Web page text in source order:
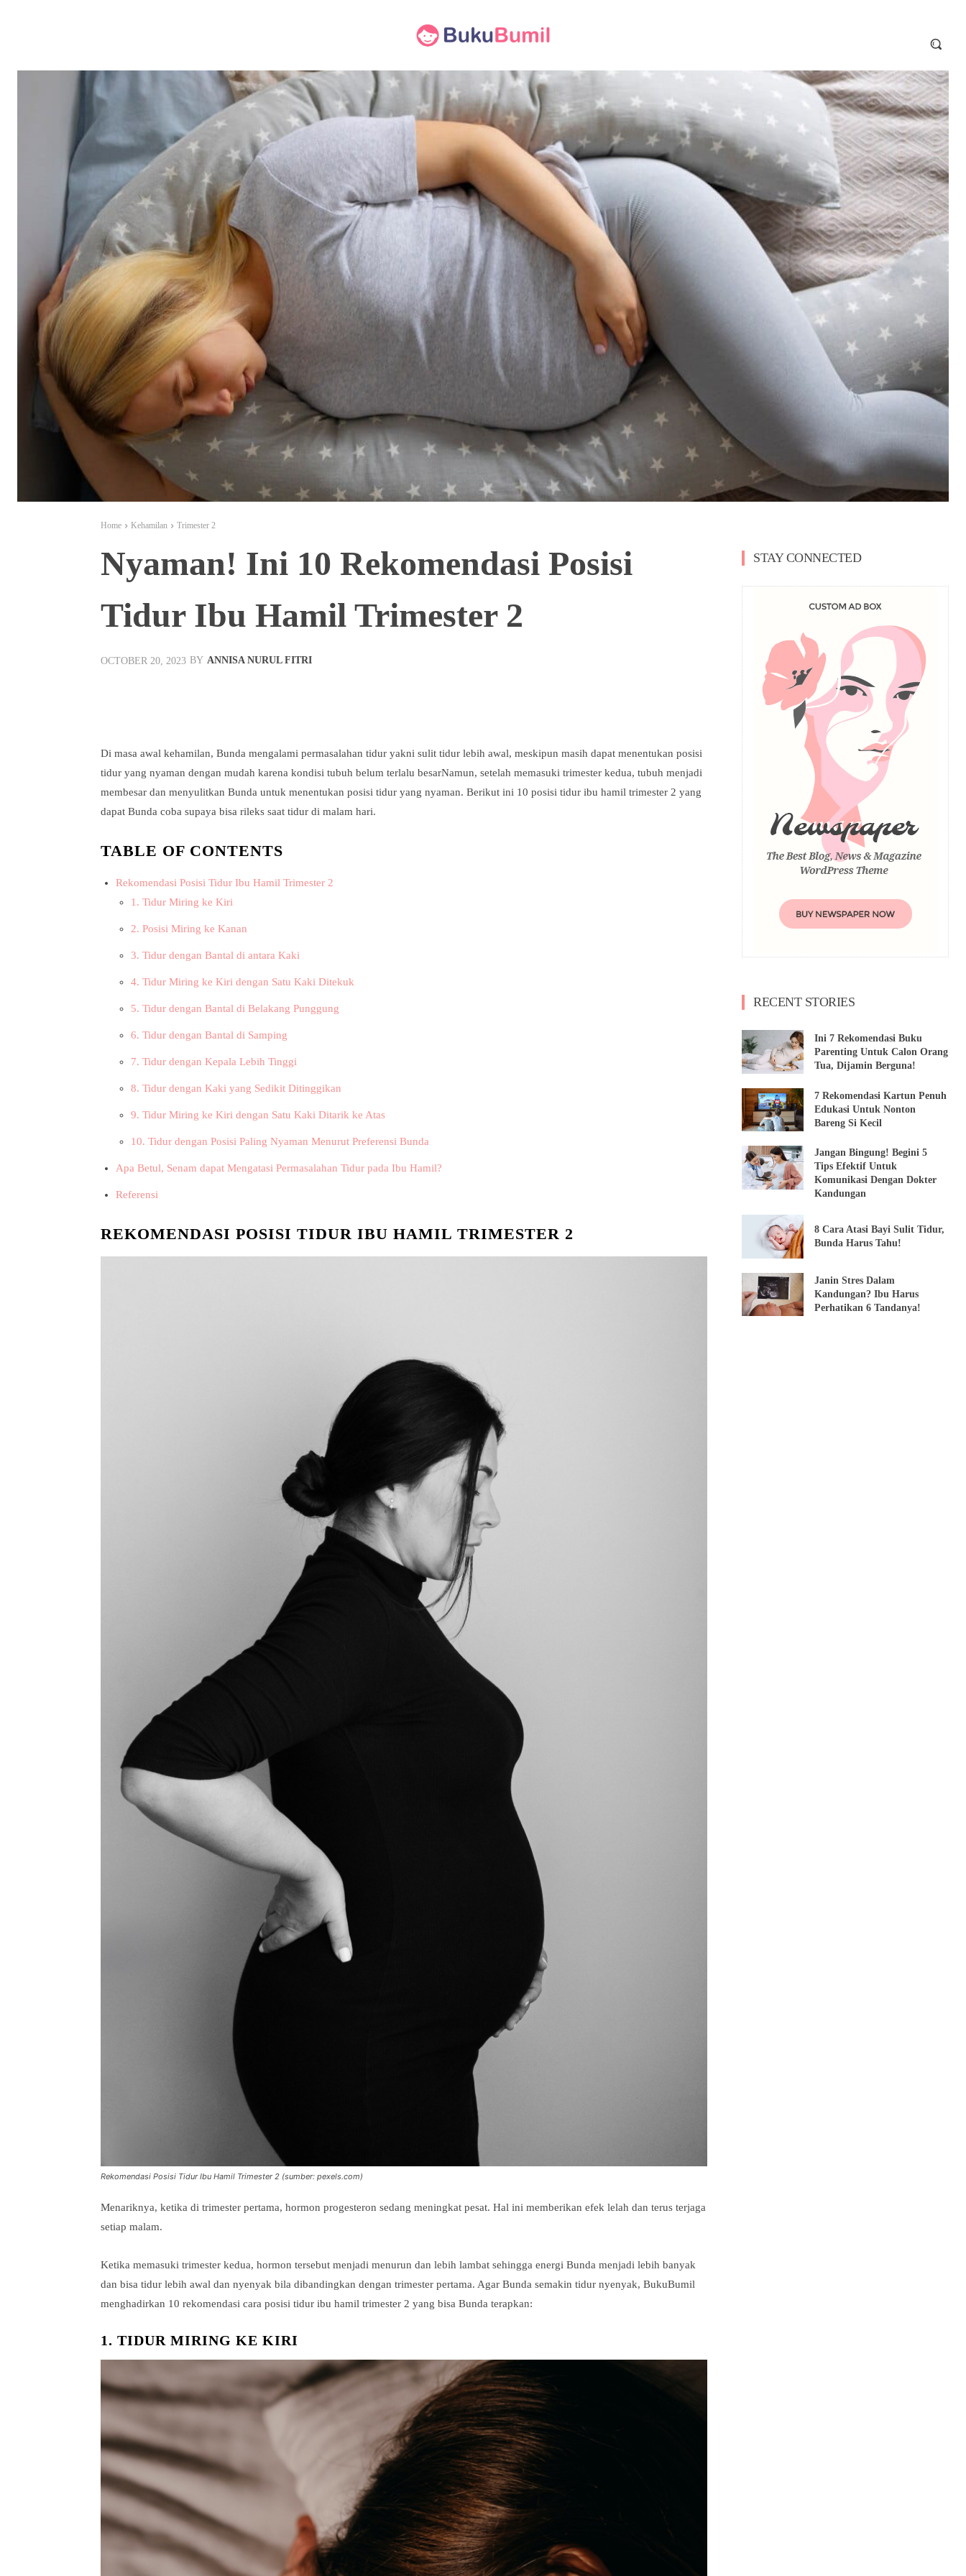
Home Kehamilan Trimester 2
Nyaman! Ini 10 Rekomendasi Posisi
Tidur Ibu Hamil Trimester 2
OCTOBER 20, 2023 BY ANNISA NURUL FITRI
Di masa awal kehamilan, Bunda mengalami permasalahan tidur yakni sulit tidur lebih awal, meskipun masih dapat menentukan posisi
tidur yang nyaman dengan mudah karena kondisi tubuh belum terlalu besarNamun, setelah memasuki trimester kedua, tubuh menjadi
membesar dan menyulitkan Bunda untuk menentukan posisi tidur yang nyaman. Berikut ini 10 posisi tidur ibu hamil trimester 2 yang
dapat Bunda coba supaya bisa rileks saat tidur di malam hari.
TABLE OF CONTENTS
Rekomendasi Posisi Tidur Ibu Hamil Trimester 2
1. Tidur Miring ke Kiri
2. Posisi Miring ke Kanan
3. Tidur dengan Bantal di antara Kaki
4. Tidur Miring ke Kiri dengan Satu Kaki Ditekuk
5. Tidur dengan Bantal di Belakang Punggung
6. Tidur dengan Bantal di Samping
7. Tidur dengan Kepala Lebih Tinggi
8. Tidur dengan Kaki yang Sedikit Ditinggikan
9. Tidur Miring ke Kiri dengan Satu Kaki Ditarik ke Atas
10. Tidur dengan Posisi Paling Nyaman Menurut Preferensi Bunda
Apa Betul, Senam dapat Mengatasi Permasalahan Tidur pada Ibu Hamil?
Referensi
REKOMENDASI POSISI TIDUR IBU HAMIL TRIMESTER 2
Rekomendasi Posisi Tidur Ibu Hamil Trimester 2 (sumber: pexels.com)
Menariknya, ketika di trimester pertama, hormon progesteron sedang meningkat pesat. Hal ini memberikan efek lelah dan terus terjaga
setiap malam.
Ketika memasuki trimester kedua, hormon tersebut menjadi menurun dan lebih lambat sehingga energi Bunda menjadi lebih banyak
dan bisa tidur lebih awal dan nyenyak bila dibandingkan dengan trimester pertama. Agar Bunda semakin tidur nyenyak, BukuBumil
menghadirkan 10 rekomendasi cara posisi tidur ibu hamil trimester 2 yang bisa Bunda terapkan:
1. TIDUR MIRING KE KIRI
STAY CONNECTED
RECENT STORIES
Ini 7 Rekomendasi Buku
Parenting Untuk Calon Orang
Tua, Dijamin Berguna!
7 Rekomendasi Kartun Penuh
Edukasi Untuk Nonton
Bareng Si Kecil
Jangan Bingung! Begini 5
Tips Efektif Untuk
Komunikasi Dengan Dokter
Kandungan
8 Cara Atasi Bayi Sulit Tidur,
Bunda Harus Tahu!
Janin Stres Dalam
Kandungan? Ibu Harus
Perhatikan 6 Tandanya!